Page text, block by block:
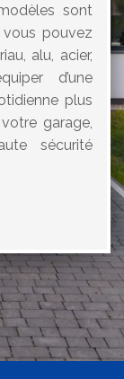
sont
pouvez
alu, acier,
d’une
plus
garage,
sécurité